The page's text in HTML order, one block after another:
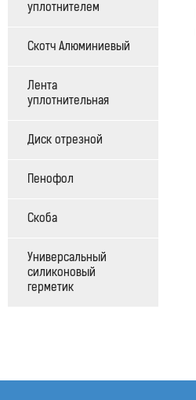
уплотнителем
Скотч Алюминиевый
Лента
уплотнительная
Диск отрезной
Пенофол
Скоба
Универсальный
силиконовый
герметик